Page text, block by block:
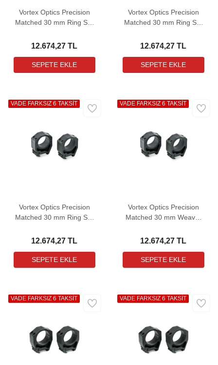
Vortex Optics Precision
Matched 30 mm Ring Set
Ayağı (1,26")
12.674,27 TL
Vortex Optics Precision
Matched 30 mm Ring Set
Ayağı (0,87")
12.674,27 TL
Vortex Optics Precision
Matched 30 mm Ring Set
Ayağı (0,97")
12.674,27 TL
VADE FARKSIZ 6 TAKSİT
Vortex Optics Precision
Matched 30 mm Weaver
Bağlantı Ayağı (0,97")
12.674,27 TL
VADE FARKSIZ 6 TAKSİT
VADE FARKSIZ 6 TAKSİT VADE FARKSIZ 6 TAKSİT